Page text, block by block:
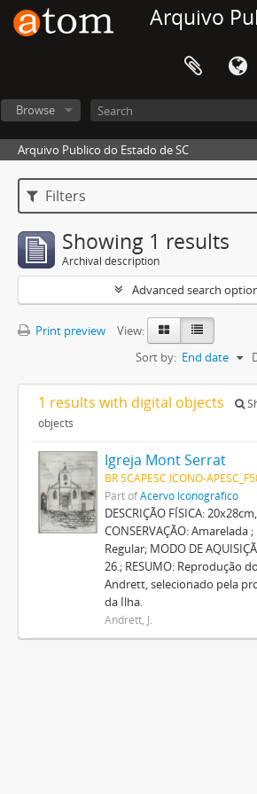
Arquivo
Browse
Arquivo Publico do Estado de SC
Filters
Showing 1 results
Archival description
Advanced search
Print preview
View:
Sort by: End date
1 results with digital objects
objects
Igreja Mont Serrat
BR SCAPESC ICONO-
Part ofAcervo Iconográfico
DESCRIÇÃO FÍSICA:
CONSERVAÇÃO: Amarelada ;
Regular; MODO DE
26.; RESUMO: Reprodução
Andrett, selecionado pela
da Ilha.
Andrett, J.